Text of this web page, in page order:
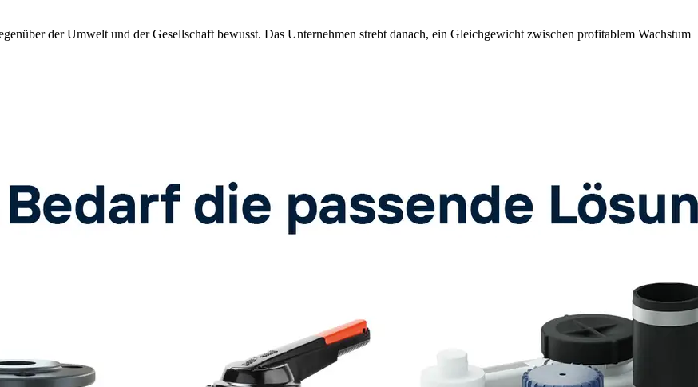
der Umwelt und der Gesellschaft bewusst. Das Unternehmen strebt danach, ein Gleichgewicht zwischen profitablem Wachstum